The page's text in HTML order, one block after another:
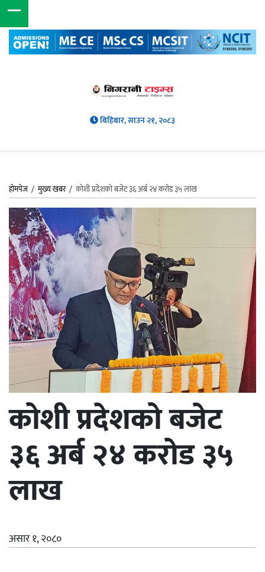
बिहिबार, साउन २१, २०८३
होमपेज /मुख्य खबर/ कोशी प्रदेशको बजेट ३६ अर्ब २४ करोड ३५ लाख
कोशी प्रदेशको बजेट
३६ अर्ब २४ करोड ३५
लाख
असार १, २०८०